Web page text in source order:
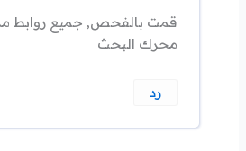
قمت بالفحص, جميع روابط
محرك البحث
رد